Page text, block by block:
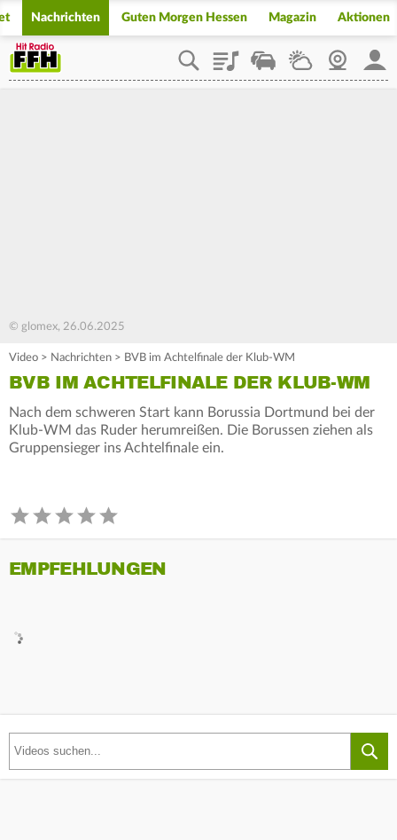
Nachrichten Guten Morgen Hessen Magazin Aktionen
PlaylistStaupilotWetterWebcam
© glomex, 26.06.2025
Video > Nachrichten > BVB im Achtelfinale der Klub-WM
BVB IM ACHTELFINALE DER KLUB-WM
Nach dem schweren Start kann Borussia Dortmund bei der
Klub-WM das Ruder herumreißen. Die Borussen ziehen als
Gruppensieger ins Achtelfinale ein.
EMPFEHLUNGEN